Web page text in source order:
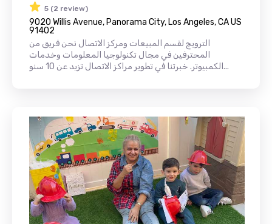
5 (2 review)
9020 Willis Avenue, Panorama City, Los Angeles, CA US
91402
الترويج لقسم المبيعات ومركز الاتصال نحن فريق من
المحترفين في مجال تكنولوجيا المعلومات وخدمات
الكمبيوتر. خبرتنا في تطوير مراكز الاتصال تزيد عن 10 سنو...